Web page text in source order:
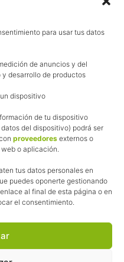
para usar tus datos
de anuncios y del
desarrollo de productos
dispositivo
de tu dispositivo
del dispositivo) podrá ser
proveedores externos o
o aplicación.
tus datos personales en
puedes oponerte gestionando
al final de esta página o en
el consentimiento.
programas de afiliación.
pongo enlaces a tiendas
que realizas, me llevo
más dinero.
manteniendo esta web,
para después
tiendas que he probado